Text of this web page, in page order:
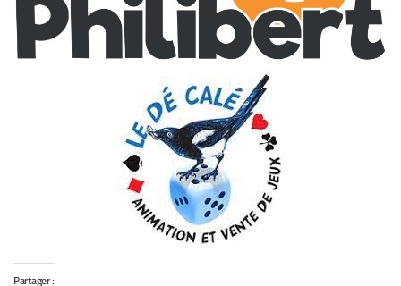
Partager :